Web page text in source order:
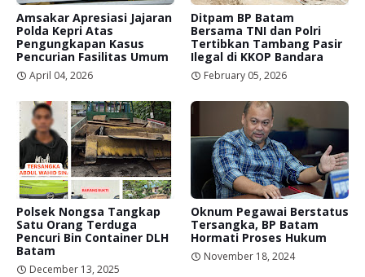
Amsakar Apresiasi Jajaran
Polda Kepri Atas
Pengungkapan Kasus
Pencurian Fasilitas Umum
April 04, 2026
Ditpam BP Batam
Bersama TNI dan Polri
Tertibkan Tambang Pasir
Ilegal di KKOP Bandara
February 05, 2026
Polsek Nongsa Tangkap
Satu Orang Terduga
Pencuri Bin Container DLH
Batam
December 13, 2025
Oknum Pegawai Berstatus
Tersangka, BP Batam
Hormati Proses Hukum
November 18, 2024